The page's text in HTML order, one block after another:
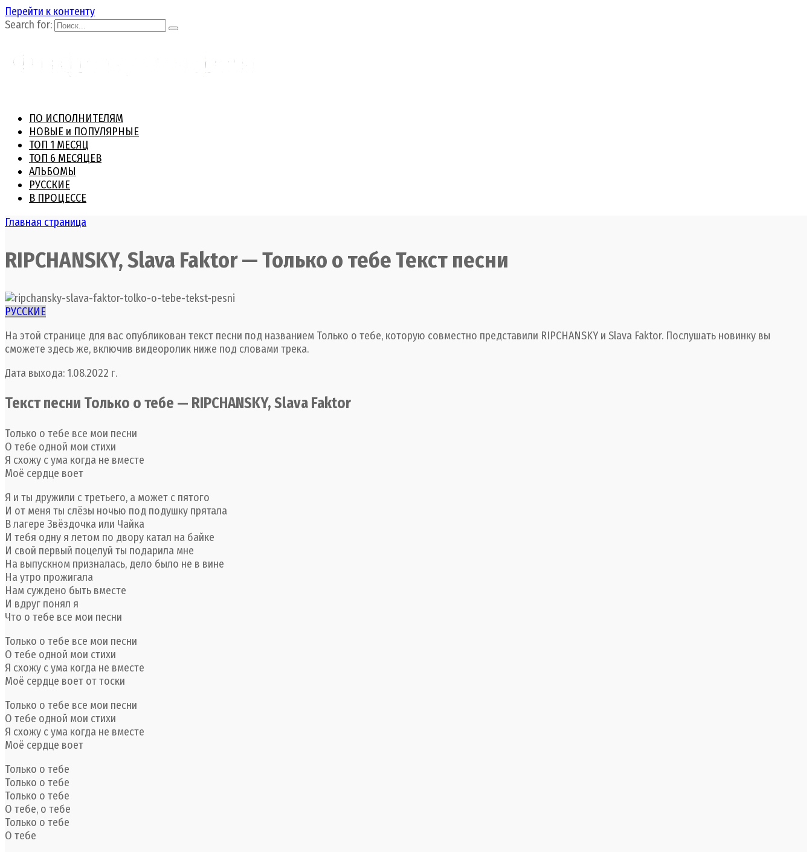
Перейти к контенту
Search for:
ПО ИСПОЛНИТЕЛЯМ
НОВЫЕ и ПОПУЛЯРНЫЕ
ТОП 1 МЕСЯЦ
ТОП 6 МЕСЯЦЕВ
АЛЬБОМЫ
РУССКИЕ
В ПРОЦЕССЕ
Главная страница
RIPCHANSKY, Slava Faktor — Только о тебе Текст песни
РУССКИЕ
На этой странице для вас опубликован текст песни под названием Только о тебе, которую совместно представили RIPCHANSKY и Slava Faktor. Послушать новинку вы
сможете здесь же, включив видеоролик ниже под словами трека.
Дата выхода: 1.08.2022 г.
Текст песни Только о тебе — RIPCHANSKY, Slava Faktor
Только о тебе все мои песни
О тебе одной мои стихи
Я схожу с ума когда не вместе
Моё сердце воет
Я и ты дружили с третьего, а может с пятого
И от меня ты слёзы ночью под подушку прятала
В лагере Звёздочка или Чайка
И тебя одну я летом по двору катал на байке
И свой первый поцелуй ты подарила мне
На выпускном призналась, дело было не в вине
На утро прожигала
Нам суждено быть вместе
И вдруг понял я
Что о тебе все мои песни
Только о тебе все мои песни
О тебе одной мои стихи
Я схожу с ума когда не вместе
Моё сердце воет от тоски
Только о тебе все мои песни
О тебе одной мои стихи
Я схожу с ума когда не вместе
Моё сердце воет
Только о тебе
Только о тебе
Только о тебе
О тебе, о тебе
Только о тебе
О тебе